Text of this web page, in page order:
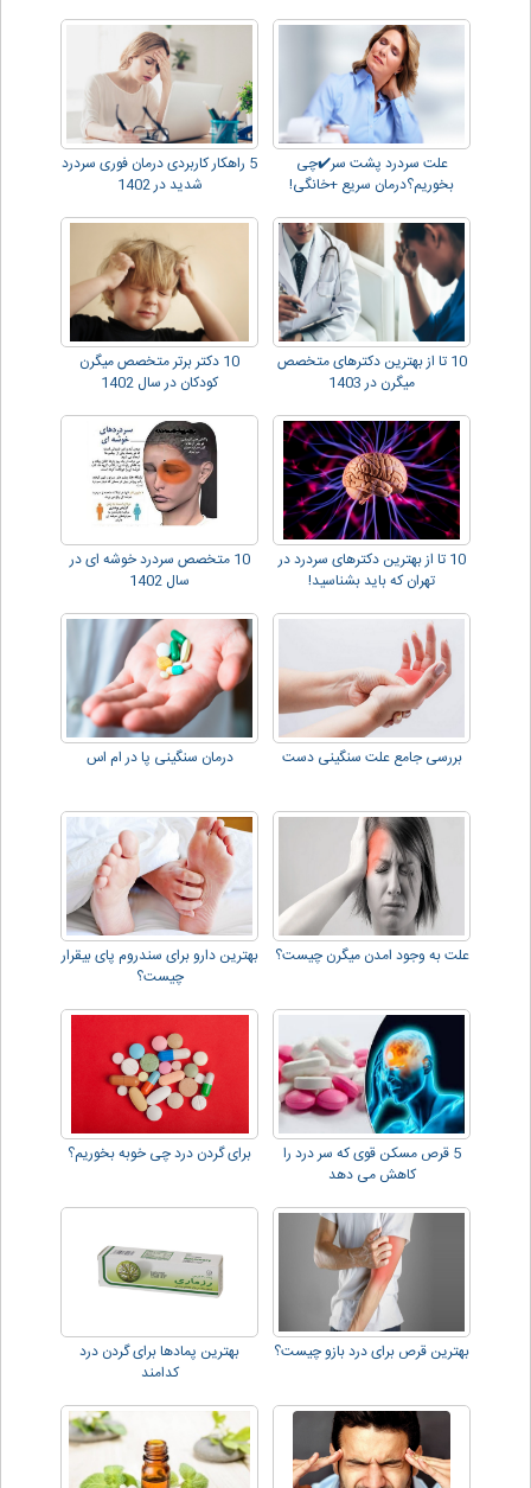
علت سردرد پشت سر✔️چی
بخوریم؟درمان سریع +خانگی!
5 راهکار کاربردی درمان فوری سردرد
شدید در 1402
10 تا از بهترین دکترهای متخصص
میگرن در 1403
10 دکتر برتر متخصص میگرن
کودکان در سال 1402
10 تا از بهترین دکترهای سردرد در
تهران که باید بشناسید!
10 متخصص سردرد خوشه ای در
سال 1402
بررسی جامع علت سنگینی دست درمان سنگینی پا در ام اس
علت به وجود امدن میگرن چیست؟
بهترین دارو برای سندروم پای بیقرار
چیست؟
5 قرص مسکن قوی که سر درد را
کاهش می دهد
برای گردن درد چی خوبه بخوریم؟
بهترین قرص برای درد بازو چیست؟
بهترین پمادها برای گردن درد
کدامند